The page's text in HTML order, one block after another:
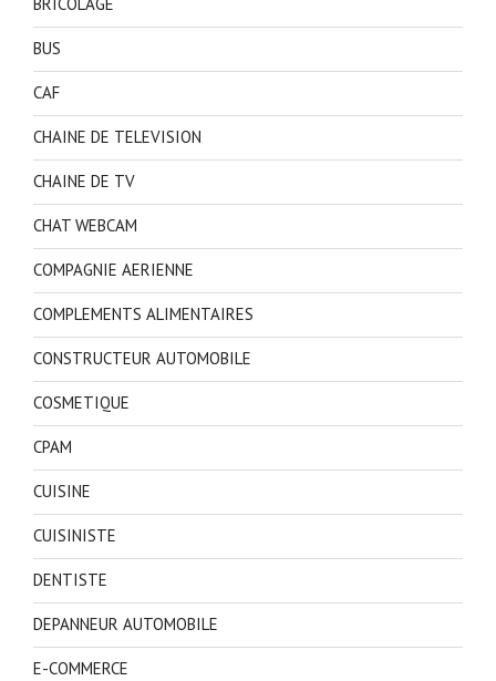
BRICOLAGE
BUS
CAF
CHAINE DE TELEVISION
CHAINE DE TV
CHAT WEBCAM
COMPAGNIE AERIENNE
COMPLEMENTS ALIMENTAIRES
CONSTRUCTEUR AUTOMOBILE
COSMETIQUE
CPAM
CUISINE
CUISINISTE
DENTISTE
DEPANNEUR AUTOMOBILE
E-COMMERCE